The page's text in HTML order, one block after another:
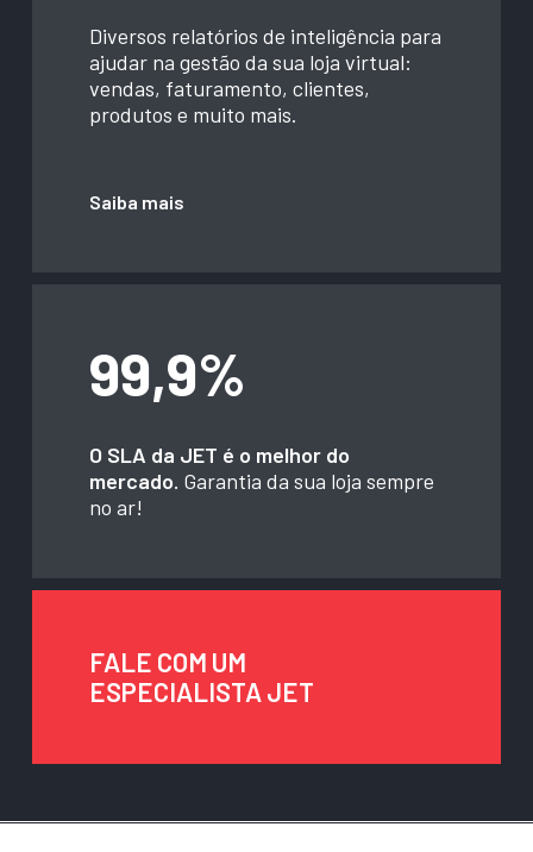
Diversos relatórios de inteligência para
ajudar na gestão da sua loja virtual:
vendas, faturamento, clientes,
produtos e muito mais.
Saiba mais
99,9%
O SLA da JET é o melhor do
mercado. Garantia da sua loja sempre
no ar!
FALE COM UM
ESPECIALISTA JET